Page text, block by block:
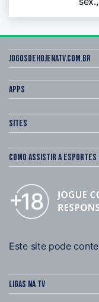
Jogosdehojenatv.com.br
Apps
Sites
Como assistir a esportes
Este site pode
Ligas na TV